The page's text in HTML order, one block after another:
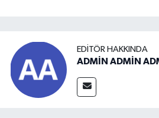
EDITÖR HAKKINDA
ADMİN ADMİN